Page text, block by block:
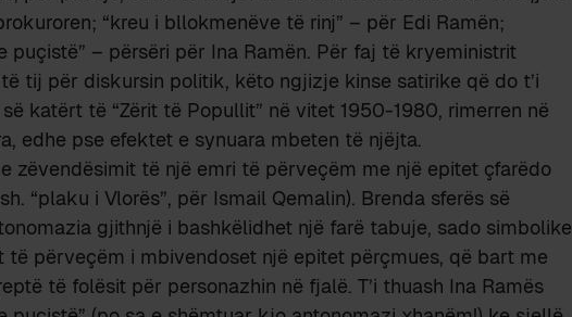
“kreu i bllokmenëve të rinj” – për Edi Ramën;
puçistë” – përsëri për Ina Ramën. Për faj të kryeministrit
tij për diskursin politik, këto ngjizje kinse satirike që do t’i
katërt të “Zërit të Popullit” në vitet 1950-1980, rimerren në
edhe pse efektet e synuara mbeten të njëjta.
zëvendësimit të një emri të përveçëm me një epitet çfarëdo
“plaku i Vlorës”, për Ismail Qemalin). Brenda sferës së
gjithnjë i bashkëlidhet një farë tabuje, sado simbolike
të përveçëm i mbivendoset një epitet përçmues, që bart me
të folësit për personazhin në fjalë. T’i thuash Ina Ramës